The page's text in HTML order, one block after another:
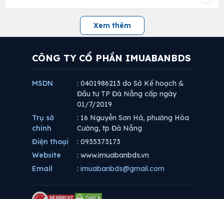
Xem thêm
CÔNG TY CỔ PHẦN IMUABANBDS
MSDN
: 0401986213 do Sở Kế hoạch &
Đầu tư TP Đà Nẵng cấp ngày
01/7/2019
Trụ sở
chính
: 16 Nguyễn Sơn Hà, phường Hòa
Cường, tp Đà Nẵng
Điện thoại
: 0935373173
Website
: www.imuabanbds.vn
Email
: imuabanbds@gmail.com